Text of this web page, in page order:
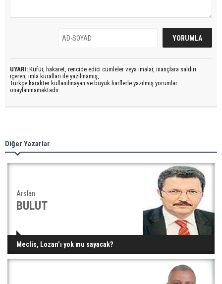
UYARI: Küfür, hakaret, rencide edici cümleler veya imalar, inançlara saldırı
içeren, imla kuralları ile yazılmamış,
Türkçe karakter kullanılmayan ve büyük harflerle yazılmış yorumlar
onaylanmamaktadır.
Diğer Yazarlar
Arslan
BULUT
Meclis, Lozan’ı yok mu sayacak?